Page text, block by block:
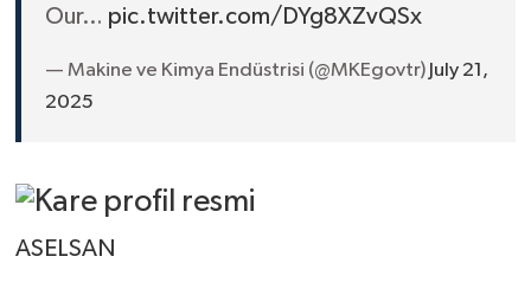
Our… pic.twitter.com/DYg8XZvQSx
— Makine ve Kimya Endüstrisi (@MKEgovtr) July 21,
2025
ASELSAN